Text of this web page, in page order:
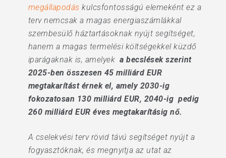
megállapodás kulcsfontosságú elemeként ez a
terv nemcsak a magas energiaszámlákkal
szembesülő háztartásoknak nyújt segítséget,
hanem a magas termelési költségekkel küzdő
iparágaknak is, amelyek a becslések szerint
2025-ben összesen 45 milliárd EUR
megtakarítást érnek el, amely 2030-ig
fokozatosan 130 milliárd EUR, 2040-ig pedig
260 milliárd EUR éves megtakarításig nő.
A cselekvési terv rövid távú segítséget nyújt a
fogyasztóknak, és megnyitja az utat az